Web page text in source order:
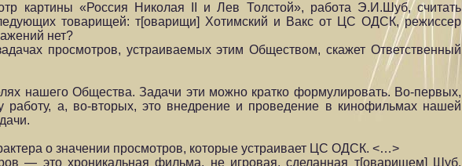
картины «Россия Николая II и Лев Толстой», работа Э.И.Шуб, считать
товарищей: т[оварищи] Хотимский и Вакс от ЦС ОДСК, режиссер
нет?
просмотров, устраиваемых этим Обществом, скажет Ответственный
нашего Общества. Задачи эти можно кратко формулировать. Во-первых,
а, во-вторых, это внедрение и проведение в кинофильмах нашей
о значении просмотров, которые устраивает ЦС ОДСК. <…>
— это хроникальная фильма, не игровая, сделанная т[оварищем] Шуб,